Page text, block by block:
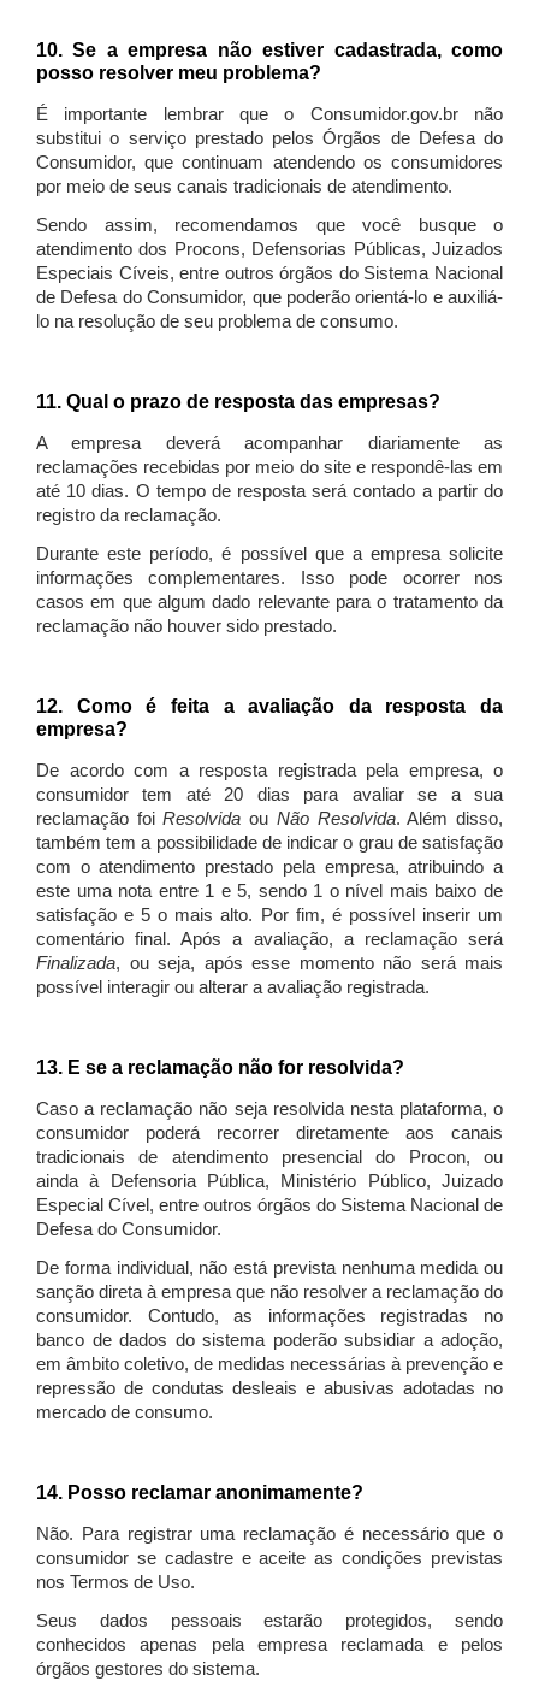
10. Se a empresa não estiver cadastrada, como
posso resolver meu problema?
É importante lembrar que o Consumidor.gov.br não
substitui o serviço prestado pelos Órgãos de Defesa do
Consumidor, que continuam atendendo os consumidores
por meio de seus canais tradicionais de atendimento.
Sendo assim, recomendamos que você busque o
atendimento dos Procons, Defensorias Públicas, Juizados
Especiais Cíveis, entre outros órgãos do Sistema Nacional
de Defesa do Consumidor, que poderão orientá-lo e auxiliá-
lo na resolução de seu problema de consumo.
11. Qual o prazo de resposta das empresas?
A empresa deverá acompanhar diariamente as
reclamações recebidas por meio do site e respondê-las em
até 10 dias. O tempo de resposta será contado a partir do
registro da reclamação.
Durante este período, é possível que a empresa solicite
informações complementares. Isso pode ocorrer nos
casos em que algum dado relevante para o tratamento da
reclamação não houver sido prestado.
12. Como é feita a avaliação da resposta da
empresa?
De acordo com a resposta registrada pela empresa, o
consumidor tem até 20 dias para avaliar se a sua
reclamação foiResolvida ou Não Resolvida. Além disso,
também tem a possibilidade de indicar o grau de satisfação
com o atendimento prestado pela empresa, atribuindo a
este uma nota entre 1 e 5, sendo 1 o nível mais baixo de
satisfação e 5 o mais alto. Por fim, é possível inserir um
comentário final. Após a avaliação, a reclamação será
Finalizada, ou seja, após esse momento não será mais
possível interagir ou alterar a avaliação registrada.
13. E se a reclamação não for resolvida?
Caso a reclamação não seja resolvida nesta plataforma, o
consumidor poderá recorrer diretamente aos canais
tradicionais de atendimento presencial do Procon, ou
ainda à Defensoria Pública, Ministério Público, Juizado
Especial Cível, entre outros órgãos do Sistema Nacional de
Defesa do Consumidor.
De forma individual, não está prevista nenhuma medida ou
sanção direta à empresa que não resolver a reclamação do
consumidor. Contudo, as informações registradas no
banco de dados do sistema poderão subsidiar a adoção,
em âmbito coletivo, de medidas necessárias à prevenção e
repressão de condutas desleais e abusivas adotadas no
mercado de consumo.
14. Posso reclamar anonimamente?
Não. Para registrar uma reclamação é necessário que o
consumidor se cadastre e aceite as condições previstas
nos Termos de Uso.
Seus dados pessoais estarão protegidos, sendo
conhecidos apenas pela empresa reclamada e pelos
órgãos gestores do sistema.